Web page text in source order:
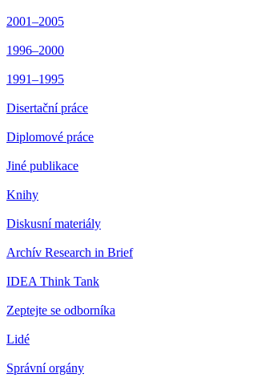
2001–2005
1996–2000
1991–1995
Disertační práce
Diplomové práce
Jiné publikace
Knihy
Diskusní materiály
Archív Research in Brief
IDEA Think Tank
Zeptejte se odborníka
Lidé
Správní orgány